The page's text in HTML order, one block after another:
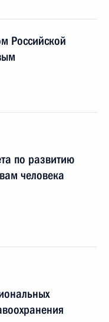
Российской
по развитию
человека